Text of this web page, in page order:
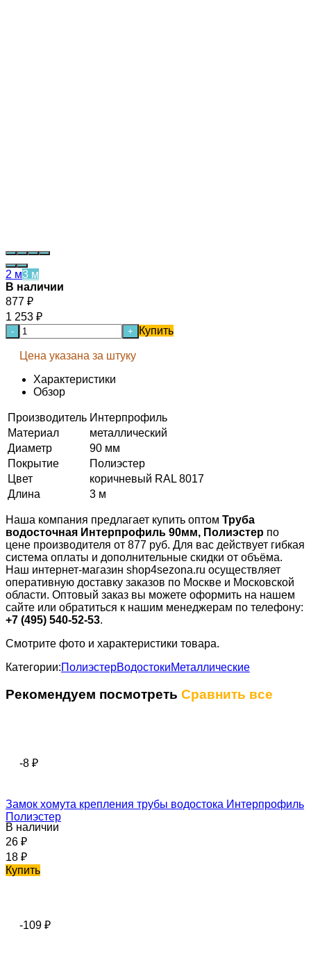
2 м3 м
В наличии
877 ₽
1 253 ₽
- + Купить
Цена указана за штуку
Характеристики
Обзор
Производитель Интерпрофиль
Материал
металлический
Диаметр
90 мм
Покрытие
Полиэстер
Цвет
коричневый RAL 8017
Длина
3 м
Наша компания предлагает купить оптом Труба
водосточная Интерпрофиль 90мм, Полиэстер по
цене производителя от 877 руб. Для вас действует гибкая
система оплаты и дополнительные скидки от объёма.
Наш интернет-магазин shop4sezona.ru осуществляет
оперативную доставку заказов по Москве и Московской
области. Оптовый заказ вы можете оформить на нашем
сайте или обратиться к нашим менеджерам по телефону:
+7 (495) 540-52-53.
Смотрите фото и характеристики товара.
Категории:ПолиэстерВодостокиМеталлические
Рекомендуем посмотреть Сравнить все
-8 ₽
Замок хомута крепления трубы водостока Интерпрофиль
Полиэстер
В наличии
26 ₽
18 ₽
Купить
-109 ₽